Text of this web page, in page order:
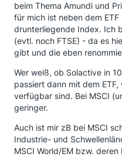
beim Thema Amundi und
für mich ist neben dem
drunterliegende Index. Ich
(evtl. noch FTSE) - da es
gibt und die eben
Wer weiß, ob Solactive in
passiert dann mit dem
verfügbar sind. Bei MSCI
geringer.
Auch ist mir zB bei MSCI
Industrie- und
MSCI World/EM bzw.